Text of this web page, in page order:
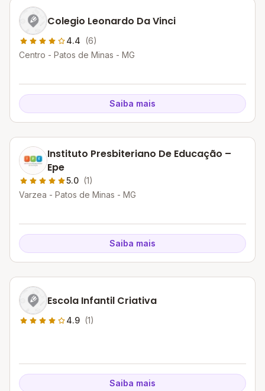
Colegio Leonardo Da Vinci
4.4 (6)
Centro - Patos de Minas - MG
Saiba mais
Instituto Presbiteriano De Educação –
Epe
5.0 (1)
Varzea - Patos de Minas - MG
Saiba mais
Escola Infantil Criativa
4.9 (1)
Saiba mais